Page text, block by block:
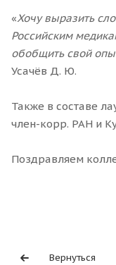
«Хочу выразить
Российским
обобщить свой
Усачёв Д. Ю.
Также в составе
член-корр. РАН и
Поздравляем
Вернуться